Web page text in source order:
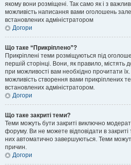
якому вони розміщені. Так само як і з
можливість написання вами оголошень
встановлених адміністратором
Догори
Що таке “Прикріплено”?
Прикріплені теми розміщуються під
першій сторінці. Вони, як правило, містять
при можливості вам необхідно прочитати
можливість створення вами прикріплених
встановлених адміністратором.
Догори
Що таке закриті теми?
Теми можуть бути закриті виключно
форуму. Ви не можете відповідати в закриті
них автоматично завершуються. Теми
причин.
Догори